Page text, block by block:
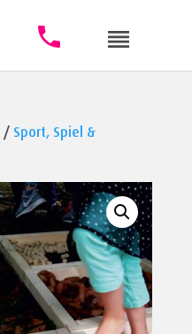
/ Sport, Spiel &